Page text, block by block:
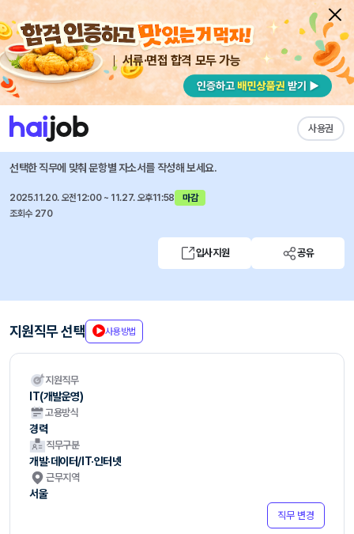
서류·면접 합격 모두 가능
사용권
채용공고 자소서 자유항목 자소서 내 작성목록
롯데캐피탈 즐겨찾기
2025년 11월 롯데캐피탈 경력사원 채용(IT, 정보보호)
선택한 직무에 맞춰 문항별 자소서를 작성해 보세요.
2025.11.20. 오전12:00 ~ 11.27. 오후11:58
마감
조회수 270
입사지원 공유
지원직무 선택 사용방법
지원직무
IT(개발운영)
고용방식
경력
직무구분
개발·데이터/IT·인터넷
근무지역
서울
직무 변경